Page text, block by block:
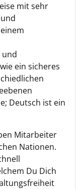
mit sehr
und
ein sicheres
Deutsch ist ein
Mitarbeiter
Nationen.
Du Dich